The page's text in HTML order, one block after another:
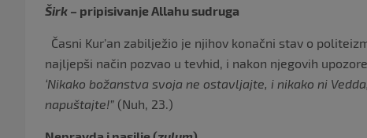
Širk – pripisivanje Allahu sudruga
Časni Kur’an zabilježio je njihov konačni stav o
najljepši način pozvao u tevhid, i nakon njegovih
‘Nikako božanstva svoja ne ostavljajte, i nikako ni
napuštajte!” (Nuh, 23.)